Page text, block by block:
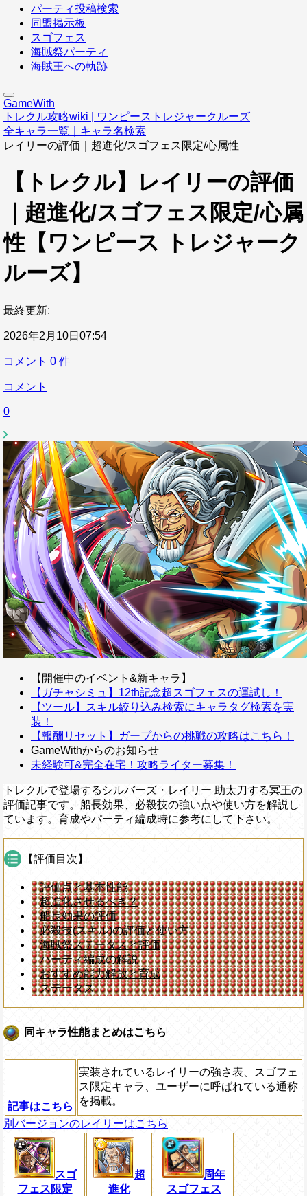
パーティ投稿検索
同盟掲示板
スゴフェス
海賊祭パーティ
海賊王への軌跡
GameWith
トレクル攻略wiki | ワンピーストレジャークルーズ
全キャラ一覧｜キャラ名検索
レイリーの評価｜超進化/スゴフェス限定/心属性
【トレクル】レイリーの評価
｜超進化/スゴフェス限定/心属
性【ワンピース トレジャーク
ルーズ】
最終更新:
2026年2月10日07:54
コメント 0 件
コメント
0
【開催中のイベント&新キャラ】
【ガチャシミュ】12th記念超スゴフェスの運試し！
【ツール】スキル絞り込み検索にキャラタグ検索を実
装！
【報酬リセット】ガープからの挑戦の攻略はこちら！
GameWithからのお知らせ
未経験可&完全在宅！攻略ライター募集！
トレクルで登場するシルバーズ・レイリー 助太刀する冥王の
評価記事です。船長効果、必殺技の強い点や使い方を解説し
ています。育成やパーティ編成時に参考にして下さい。
【評価目次】
評価点と基本性能
超進化させるべき？
船長効果の評価
必殺技(スキル)の評価と使い方
海賊祭ステータスと評価
パーティ編成の解説
おすすめ能力解放と育成
ステータス
同キャラ性能まとめはこちら
記事はこちら
実装されているレイリーの強さ表、スゴフェ
ス限定キャラ、ユーザーに呼ばれている通称
を掲載。
別バージョンのレイリーはこちら
スゴ
フェス限定
超
進化
周年
スゴフェス